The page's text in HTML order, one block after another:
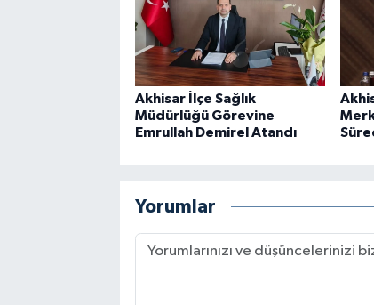
Akhisar İlçe Sağlık
Müdürlüğü Görevine
Emrullah Demirel Atandı
Yorumlar